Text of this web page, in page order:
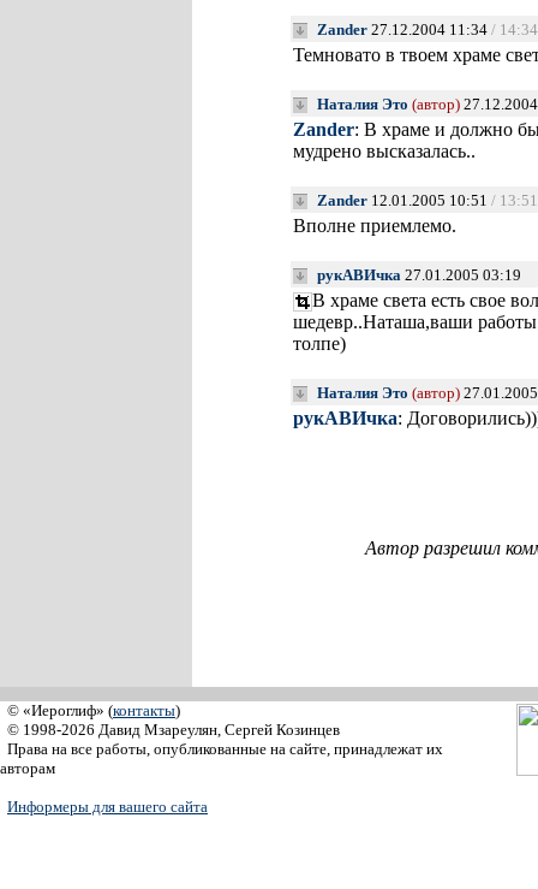
Zander 27.12.2004 11:34 / 14:34
Темновато в твоем храме
Наталия Это (автор)
Zander: В храме и должно
мудрено высказалась..
Zander 12.01.2005 10:51 / 13:51
Вполне приемлемо.
рукАВИчка 27.01.2005 03:19
В храме света есть свое
шедевр..Наташа,ваши работы
толпе)
Наталия Это (автор)
рукАВИчка:
Автор разрешил
© «Иероглиф» (контакты)
© 1998-2026 Давид Мзареулян, Сергей Козинцев
Права на все работы, опубликованные на сайте, принадлежат их
авторам
Информеры для вашего сайта